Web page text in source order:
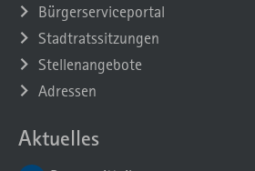
Bürgerserviceportal
Stadtratssitzungen
Stellenangebote
Adressen
Aktuelles